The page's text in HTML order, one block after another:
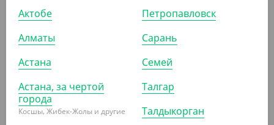
495
(9.90₸/ШТ)
Крышка d-82 с клапаном, черная ПС (для стаканов
1205815, 1205813, 1205814)
Актобе
Алматы
Астана
Астана, за чертой
города
Косшы, Жибек-Жолы и другие
Петропавловск
Сарань
Семей
Талгар
Талдыкорган